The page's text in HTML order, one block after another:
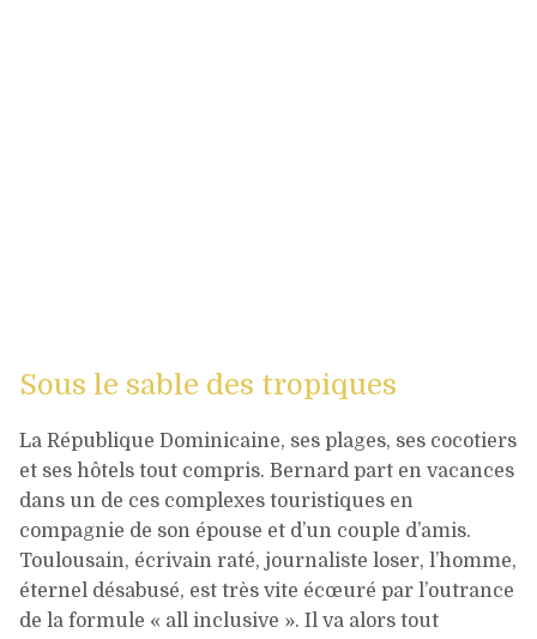
Sous le sable des tropiques
La République Dominicaine, ses plages, ses cocotiers
et ses hôtels tout compris. Bernard part en vacances
dans un de ces complexes touristiques en
compagnie de son épouse et d’un couple d’amis.
Toulousain, écrivain raté, journaliste loser, l’homme,
éternel désabusé, est très vite écœuré par l’outrance
de la formule « all inclusive ». Il va alors tout